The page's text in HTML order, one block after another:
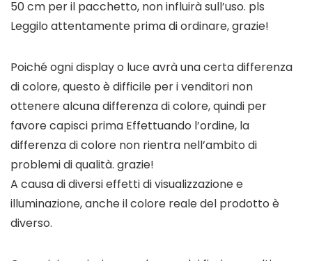
50 cm per il pacchetto, non influirà sull’uso. pls
Leggilo attentamente prima di ordinare, grazie!
Poiché ogni display o luce avrà una certa differenza
di colore, questo è difficile per i venditori non
ottenere alcuna differenza di colore, quindi per
favore capisci prima Effettuando l’ordine, la
differenza di colore non rientra nell’ambito di
problemi di qualità. grazie!
A causa di diversi effetti di visualizzazione e
illuminazione, anche il colore reale del prodotto è
diverso.